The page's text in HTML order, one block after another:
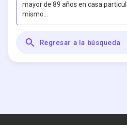
mayor de 89 años en casa
mismo...
Regresar a la búsqueda